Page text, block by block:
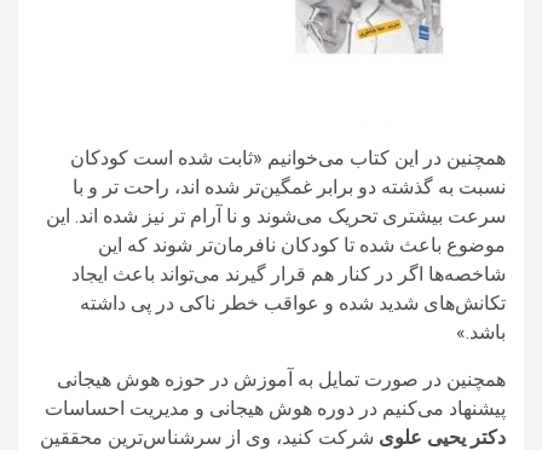
همچنین در این کتاب می‌خوانیم «ثابت شده است کودکان
نسبت به گذشته دو برابر غمگین‌تر شده اند، راحت تر و با
سرعت بیشتری تحریک می‌شوند و نا آرام تر نیز شده اند. این
موضوع باعث شده تا کودکان نافرمان‌تر شوند که این
شاخصه‌ها اگر در کنار هم قرار گیرند می‌تواند باعث ایجاد
تکانش‌های شدید شده و عواقب خطر ناکی در پی داشته
باشد.»
همچنین در صورت تمایل به آموزش در حوزه هوش هیجانی
پیشنهاد می‌کنیم در دوره هوش هیجانی و مدیریت احساسات
دکتر یحیی علوی شرکت کنید، وی از سرشناس‌ترین محققین